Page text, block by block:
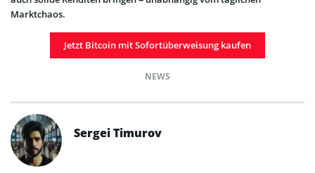
Marktchaos.
Jetzt Bitcoin mit Sofortüberweisung kaufen
NEWS
Sergei Timurov